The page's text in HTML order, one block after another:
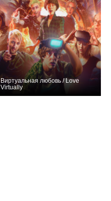
Виртуальная любовь / Love
Virtually